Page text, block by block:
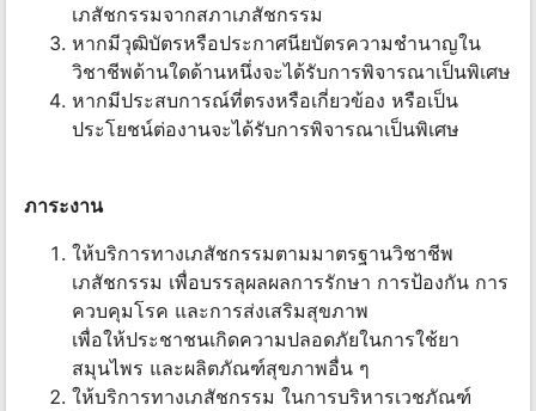
เภสัชกรรมจากสภาเภสัชกรรม
หากมีวุฒิบัตรหรือประกาศนียบัตรความชำนาญใน
วิชาชีพด้านใดด้านหนึ่งจะได้รับการพิจารณาเป็นพิเศษ
หากมีประสบการณ์ที่ตรงหรือเกี่ยวข้อง หรือเป็น
ประโยชน์ต่องานจะได้รับการพิจารณาเป็นพิเศษ
ภาระงาน
ให้บริการทางเภสัชกรรมตามมาตรฐานวิชาชีพ
เภสัชกรรม เพื่อบรรลุผลผลการรักษา การป้องกัน การ
ควบคุมโรค และการส่งเสริมสุขภาพ
เพื่อให้ประชาชนเกิดความปลอดภัยในการใช้ยา
สมุนไพร และผลิตภัณฑ์สุขภาพอื่น ๆ
ให้บริการทางเภสัชกรรม ในการบริหารเวชภัณฑ์